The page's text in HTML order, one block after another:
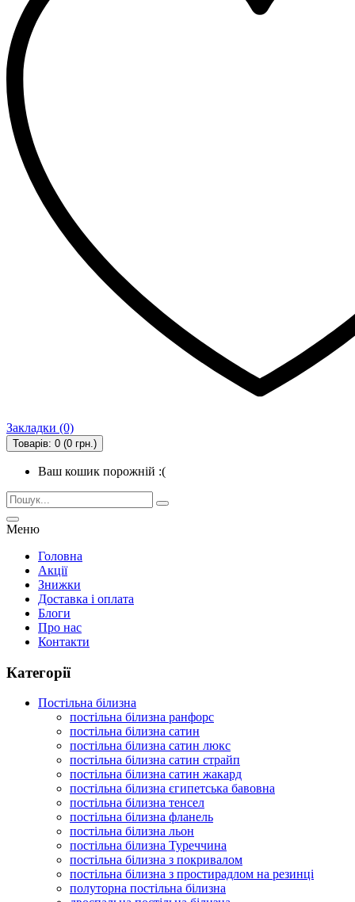
Закладки (0)
Товарів: 0 (0 грн.)
Ваш кошик порожній :(
Меню
Головна
Акції
Знижки
Доставка і оплата
Блоги
Про нас
Контакти
Категорії
Постільна білизна
постільна білизна ранфорс
постільна білизна сатин
постільна білизна сатин люкс
постільна білизна сатин страйп
постільна білизна сатин жакард
постільна білизна єгипетська бавовна
постільна білизна тенсел
постільна білизна фланель
постільна білизна льон
постільна білизна Туреччина
постільна білизна з покривалом
постільна білизна з простирадлом на резинці
полуторна постільна білизна